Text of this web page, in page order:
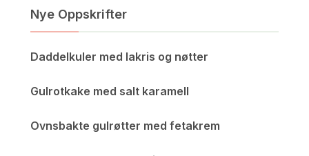
Nye Oppskrifter
Daddelkuler med lakris og nøtter
Gulrotkake med salt karamell
Ovnsbakte gulrøtter med fetakrem